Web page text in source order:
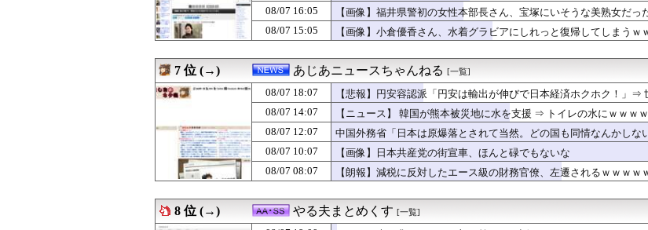
08/07 18:21
物価高の日本で長打の列ができたセールに世界が騒然！←「我が国でもやってく
08/07 18:20
【朗報】森山みなみアナの見返りお乳のgifが作成される
08/07 18:20
巨乳インフルエンサー「20歳でアルファード一括で買えちゃう私って素敵」
08/07 18:18
【衝撃】プチプチで有名な川上産業、社名を「プチプチ株式会社」に変更されるｗ
08/07 18:18
カツオの刺身とかいう世界で一番美味い刺身
08/07 18:15
任天堂 熊本地震を受け被災者の製品修理は無償対応（災害救助法適用地域）
韓国サッカー協会、ガチでW杯予選での審判への性接待がバレ大炎上大騒ぎに
【衝撃】大阪府警、ミナミの“ベトナムビル”を家宅捜索した結果・・・・・・
08/07 18:12
【緊急】俺の友人の離婚が決定したんだがちょっと困ってることがある
08/07 18:11
【悲報】仙台育英のマネージャー、首をひねっただけでなぜかウインクしたことに
08/07 18:10
【画像】しゃぶりつきたくなるようなピチピチ太もも女子さんｗｗｗwｗｗｗｗ
08/07 18:10
【ウマ娘】じめじめ対策するシオン
08/07 18:09
【警視庁】「月に1、2回やっている」満員電車内で女性の服に体液をかけた学習塾
08/07 18:09
韓国人「韓国人の日本への好感度が最高記録を達成した理由」
08/07 16:05
【画像】福井県警初の女性本部長さん、宝塚にいそうな美熟女だっ
08/07 15:05
【画像】小倉優香さん、水着グラビアにしれっと復帰してしまうｗ
7 位 (→) あじあニュースちゃんねる [一覧]
08/07 18:07
【悲報】円安容認派「円安は輸出が伸びで日本経済ホクホク！」⇒
08/07 14:07
【ニュース】 韓国が熊本被災地に水を支援 ⇒ トイレの水にｗｗｗ
08/07 12:07
中国外務省「日本は原爆落とされて当然。どの国も同情なんかしな
08/07 10:07
【画像】日本共産党の街宣車、ほんと碌でもないな
08/07 08:07
【朗報】減税に反対したエース級の財務官僚、左遷されるｗｗｗｗ
8 位 (→) やる夫まとめくす [一覧]